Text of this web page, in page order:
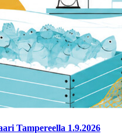
Tampereella 1.9.2026